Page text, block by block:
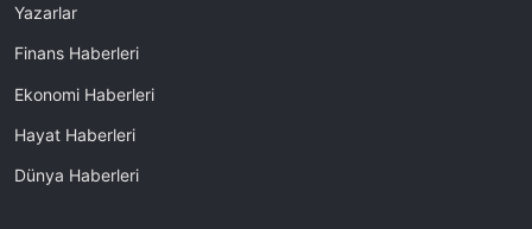
Yazarlar
Finans Haberleri
Ekonomi Haberleri
Hayat Haberleri
Dünya Haberleri